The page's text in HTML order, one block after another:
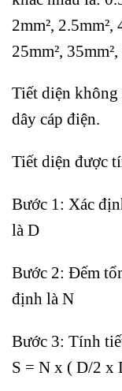
2mm², 2.5mm²,
25mm²,
Tiết diện
dây cáp điện.
Tiết diện được
Bước 1: Xác
là D
Bước 2: Đếm
định là N
Bước 3: Tính
S = N x ( D/2 x